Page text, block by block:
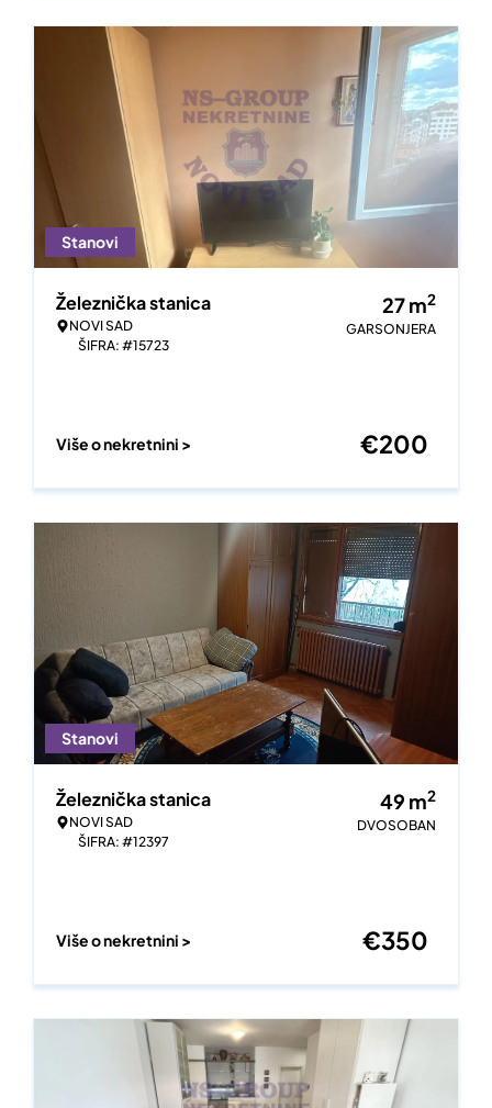
Stanovi
Železnička stanica
NOVI SAD
ŠIFRA: #15723
27m2
GARSONJERA
Više o nekretnini > €200
Stanovi
Železnička stanica
NOVI SAD
ŠIFRA: #12397
49 m2
DVOSOBAN
Više o nekretnini > €350